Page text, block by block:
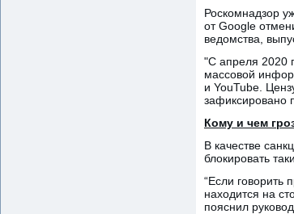
Роскомнадзор
от Google
ведомства,
"С апреля 2020
массовой
и YouTube.
зафиксировано
Кому и чем
В качестве
блокировать
“Если говорить
находится на
пояснил